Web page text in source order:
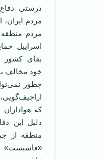
درستی
مردم
مردم
اسراییل
بقای کشور
خود مخالف
چطور
که
دلیل این
منطقه از